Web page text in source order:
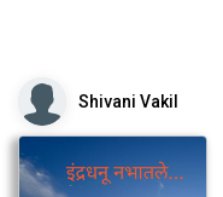
Shivani Vakil